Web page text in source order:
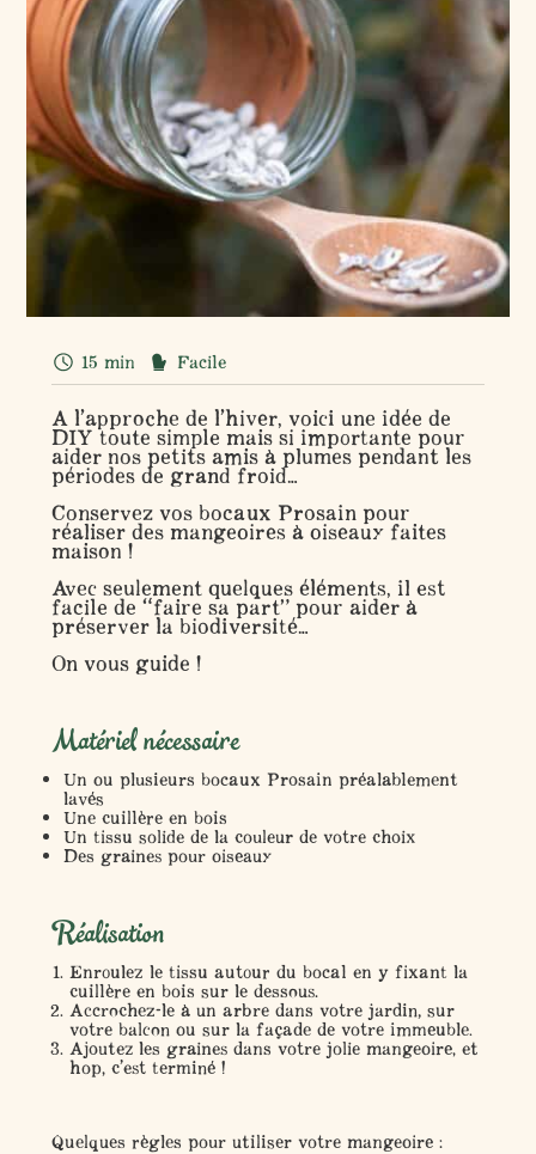
15 min Facile
A l’approche de l’hiver, voici une idée de
DIY toute simple mais si importante pour
aider nos petits amis à plumes pendant les
périodes de grand froid…
Conservez vos bocaux Prosain pour
réaliser des mangeoires à oiseaux faites
maison !
Avec seulement quelques éléments, il est
facile de “faire sa part” pour aider à
préserver la biodiversité…
On vous guide !
Matériel nécessaire
Un ou plusieurs bocaux Prosain préalablement
lavés
Une cuillère en bois
Un tissu solide de la couleur de votre choix
Des graines pour oiseaux
Réalisation
Enroulez le tissu autour du bocal en y fixant la
cuillère en bois sur le dessous.
Accrochez-le à un arbre dans votre jardin, sur
votre balcon ou sur la façade de votre immeuble.
Ajoutez les graines dans votre jolie mangeoire, et
hop, c’est terminé !
Quelques règles pour utiliser votre mangeoire :